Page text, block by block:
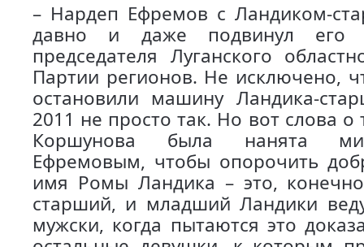
– Нардеп Ефремов с Ландиком-
давно и даже подвинул его
председателя Луганского
Партии регионов. Не исключено,
остановили машину Ландика-
2011 не просто так. Но вот слова
Коршунова была нанята
Ефремовым, чтобы опорочить
имя Ромы Ландика – это,
старший, и младший Ландики
мужски, когда пытаются это